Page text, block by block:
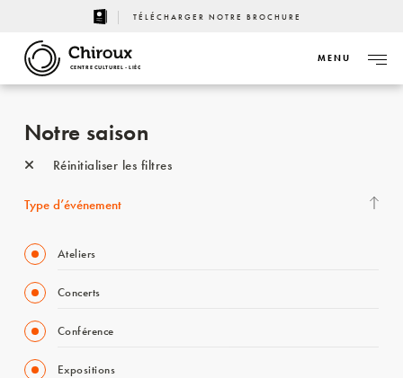
TÉLÉCHARGER NOTRE BROCHURE
CENTRE CULTUREL - LIÈGE
MENU
Notre saison
Réinitialiser les filtres
Type d’événement
Ateliers
Concerts
Conférence
Expositions